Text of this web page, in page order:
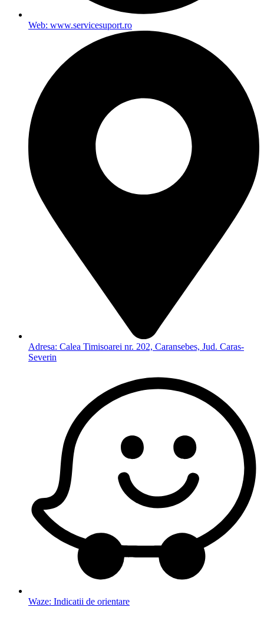
Web: www.servicesuport.ro
Adresa: Calea Timisoarei nr. 202, Caransebes, Jud. Caras-
Severin
Waze: Indicatii de orientare